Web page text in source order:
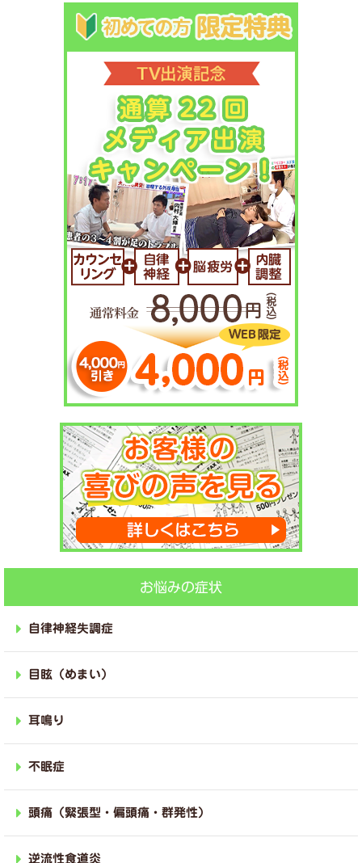
お悩みの症状
自律神経失調症
目眩（めまい）
耳鳴り
不眠症
頭痛（緊張型・偏頭痛・群発性）
逆流性食道炎